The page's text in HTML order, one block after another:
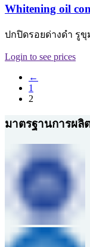
Whitening oil
ปกปิดรอยด่างดำ รู
Login to see prices
←
1
2
มาตรฐานการผ